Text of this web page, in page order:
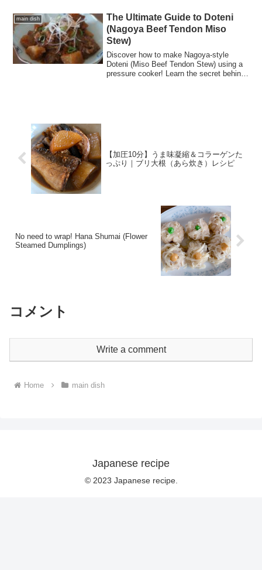
する一皿をぜひ。
main dish
The Ultimate Guide to Doteni
(Nagoya Beef Tendon Miso
Stew)
Discover how to make Nagoya-style
Doteni (Miso Beef Tendon Stew) using a
pressure cooker! Learn the secret behind
【加圧10分】うま味凝縮＆コラーゲンた
っぷり｜ブリ大根（あら炊き）レシピ
No need to wrap! Hana Shumai (Flower
Steamed Dumplings)
コメント
Write a comment
Home main dish
Japanese recipe
© 2023 Japanese recipe.